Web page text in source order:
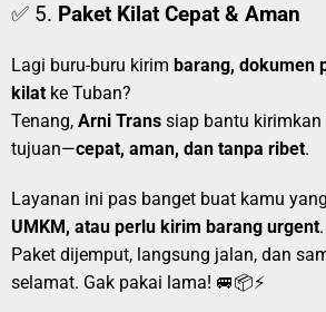
✅ 5. Paket Kilat Cepat & Aman
Lagi buru-buru kirim barang, dokumen
kilat ke Tuban?
Tenang, Arni Trans siap bantu
tujuan—cepat, aman, dan tanpa ribet.
Layanan ini pas banget buat kamu yang
UMKM, atau perlu kirim barang urgent.
Paket dijemput, langsung jalan, dan
selamat. Gak pakai lama! 🚐📦⚡